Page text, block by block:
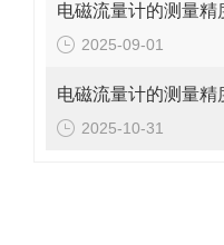
2025-09-01
2025-10-31